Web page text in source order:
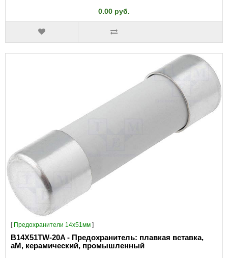
0.00 руб.
[ Предохранители 14x51мм ]
B14X51TW-20A - Предохранитель: плавкая вставка,
aM, керамический, промышленный